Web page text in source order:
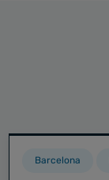
Barcelona